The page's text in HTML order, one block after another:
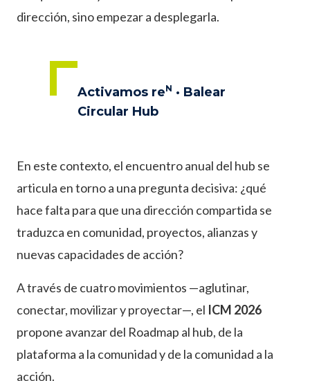
dirección, sino empezar a desplegarla.
Activamos re N
· Balear
Circular Hub
En este contexto, el encuentro anual del hub se
articula en torno a una pregunta decisiva: ¿qué
hace falta para que una dirección compartida se
traduzca en comunidad, proyectos, alianzas y
nuevas capacidades de acción?
A través de cuatro movimientos —aglutinar,
conectar, movilizar y proyectar—, el ICM 2026
propone avanzar del Roadmap al hub, de la
plataforma a la comunidad y de la comunidad a la
acción.